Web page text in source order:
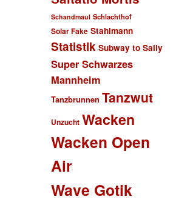
Schandmaul Schlachthof
Solar Fake Stahlmann
Statistik Subway to Sally
Super Schwarzes
Mannheim
Tanzbrunnen Tanzwut
Unzucht Wacken
Wacken Open
Air
Wave Gotik